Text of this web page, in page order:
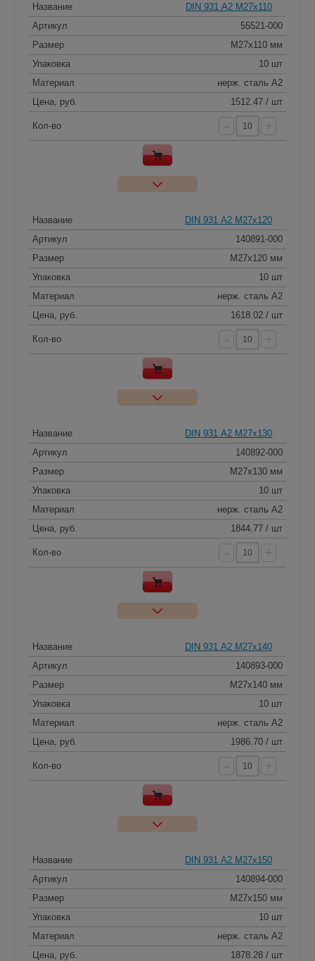
Название
DIN 931 А2 M27x110
Артикул
55521-000
Размер
M27x110 мм
Упаковка
10 шт
Материал
нерж. сталь A2
Цена, руб.
1512.47 / шт
Кол-во
Название
DIN 931 А2 M27x120
Артикул
140891-000
Размер
M27x120 мм
Упаковка
10 шт
Материал
нерж. сталь A2
Цена, руб.
1618.02 / шт
Кол-во
Название
DIN 931 А2 M27x130
Артикул
140892-000
Размер
M27x130 мм
Упаковка
10 шт
Материал
нерж. сталь A2
Цена, руб.
1844.77 / шт
Кол-во
Название
DIN 931 А2 M27x140
Артикул
140893-000
Размер
M27x140 мм
Упаковка
10 шт
Материал
нерж. сталь A2
Цена, руб.
1986.70 / шт
Кол-во
Название
DIN 931 А2 M27x150
Артикул
140894-000
Размер
M27x150 мм
Упаковка
10 шт
Материал
нерж. сталь A2
Цена, руб.
1878.28 / шт